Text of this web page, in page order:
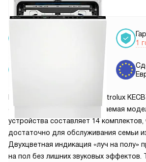
175 690руб.
1
Посудомоечная машина Electrolux
современная полновстраиваемая
устройства составляет 14 комплектов,
достаточно для обслуживания семьи
Двухцветная индикация «луч на полу»
на пол без лишних звуковых эффектов.